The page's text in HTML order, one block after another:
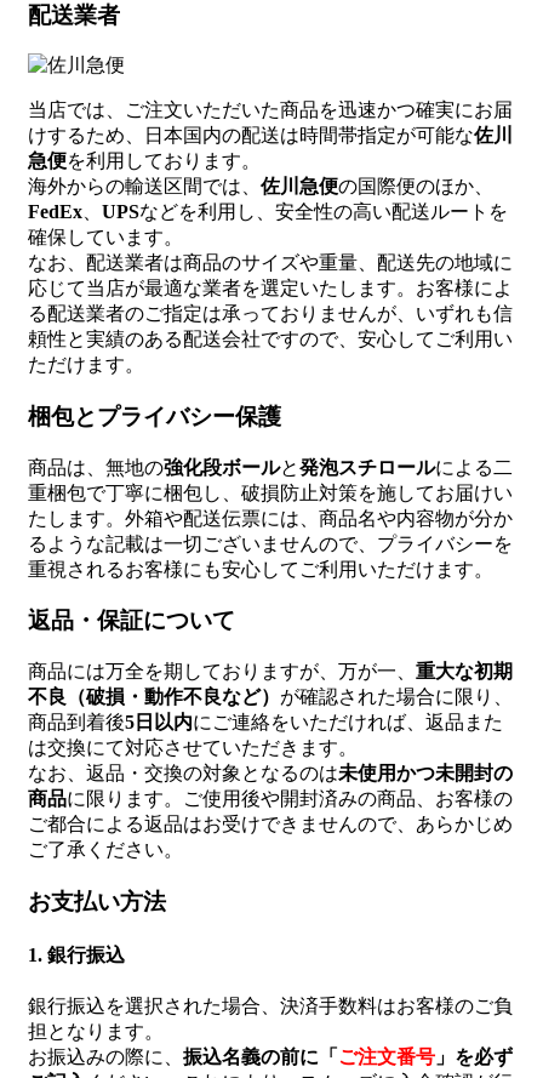
配送業者
当店では、ご注文いただいた商品を迅速かつ確実にお届
けするため、日本国内の配送は時間帯指定が可能な佐川
急便を利用しております。
海外からの輸送区間では、 佐川急便の国際便のほか、
FedEx
UPSなどを利用し、安全性の高い配送ルートを
確保しています。
なお、配送業者は商品のサイズや重量、配送先の地域に
応じて当店が最適な業者を選定いたします。お客様によ
る配送業者のご指定は承っておりませんが、いずれも信
頼性と実績のある配送会社ですので、安心してご利用い
ただけます。
梱包とプライバシー保護
商品は、無地の強化段ボールと発泡スチロールによる二
重梱包で丁寧に梱包し、破損防止対策を施してお届けい
たします。外箱や配送伝票には、商品名や内容物が分か
るような記載は一切ございませんので、プライバシーを
重視されるお客様にも安心してご利用いただけます。
返品・保証について
商品には万全を期しておりますが、万が一、 重大な初期
不良（破損・動作不良など） が確認された場合に限り、
商品到着後5日以内にご連絡をいただければ、返品また
は交換にて対応させていただきます。
なお、返品・交換の対象となるのは未使用かつ未開封の
商品に限ります。ご使用後や開封済みの商品、お客様の
ご都合による返品はお受けできませんので、あらかじめ
ご了承ください。
お支払い方法
1. 銀行振込
銀行振込を選択された場合、決済手数料はお客様のご負
担となります。
お振込みの際に、 振込名義の前に「 ご注文番号 」を必ず